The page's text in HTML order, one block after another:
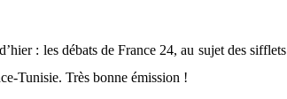
: les débats de France 24, au sujet des sifflets
Tunisie. Très bonne émission !